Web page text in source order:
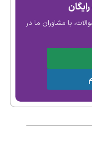
با مشاوران ما در